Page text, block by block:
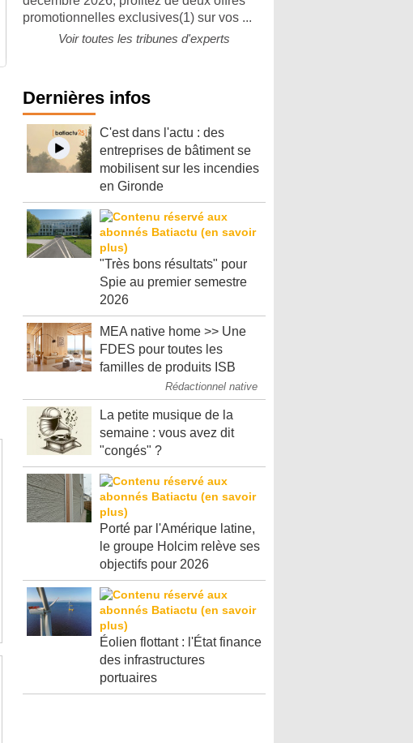
promotionnelles exclusives(1) sur vos ...
Voir toutes les tribunes d'experts
Dernières infos
C'est dans l'actu : des
entreprises de bâtiment se
mobilisent sur les incendies
en Gironde
"Très bons résultats" pour
Spie au premier semestre
2026
MEA native home >> Une
FDES pour toutes les
familles de produits ISB
Rédactionnel native
La petite musique de la
semaine : vous avez dit
"congés" ?
Porté par l'Amérique latine,
le groupe Holcim relève ses
objectifs pour 2026
Éolien flottant : l'État finance
des infrastructures
portuaires